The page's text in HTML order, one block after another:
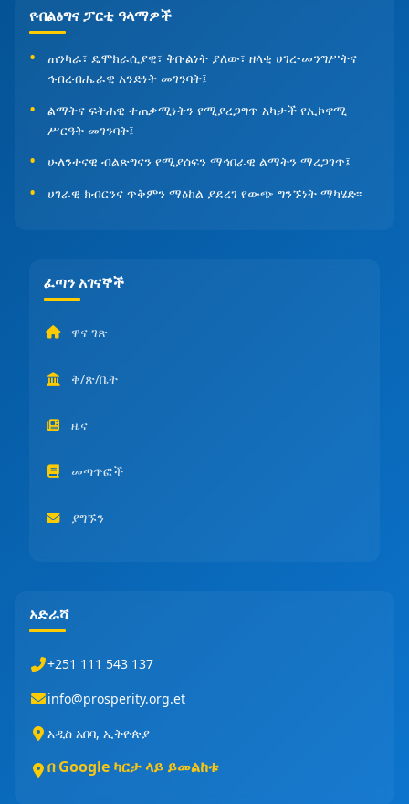
የብልፅግና ፓርቲ ዓላማዎች
ጠንካራ፣ ዴሞክራሲያዊ፣ ቅቡልነት ያለው፣ ዘላቂ ሀገረ-መንግሥትና
ኅብረብሔራዊ አንድነት መገንባት፤
ልማትና ፍትሐዊ ተጠቃሚነትን የሚያረጋግጥ አካታች የኢኮኖሚ
ሥርዓት መገንባት፤
ሁለንተናዊ ብልጽግናን የሚያሰፍን ማኅበራዊ ልማትን ማረጋገጥ፤
ሀገራዊ ክብርንና ጥቅምን ማዕከል ያደረገ የውጭ ግንኙነት ማካሄድ፡፡
ፈጣን አገናኞች
ዋና ገጽ
ቅ/ጽ/ቤት
ዜና
መጣጥፎች
ያግኙን
አድራሻ
+251 111 543 137
info@prosperity.org.et
አዲስ አበባ, ኢትዮጵያ
በ Google ካርታ ላይ ይመልከቱ